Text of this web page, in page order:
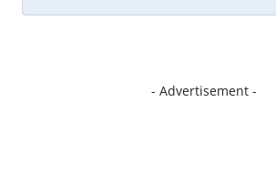
- Advertisement -